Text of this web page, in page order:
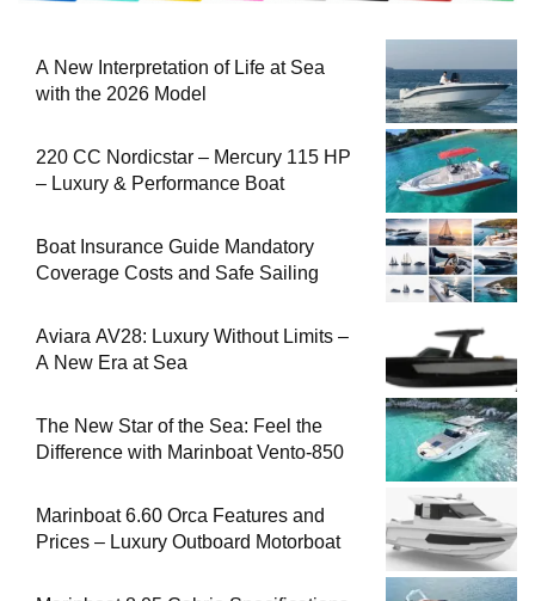
A New Interpretation of Life at Sea
with the 2026 Model
220 CC Nordicstar – Mercury 115 HP
– Luxury & Performance Boat
Boat Insurance Guide Mandatory
Coverage Costs and Safe Sailing
Aviara AV28: Luxury Without Limits –
A New Era at Sea
The New Star of the Sea: Feel the
Difference with Marinboat Vento-850
Marinboat 6.60 Orca Features and
Prices – Luxury Outboard Motorboat